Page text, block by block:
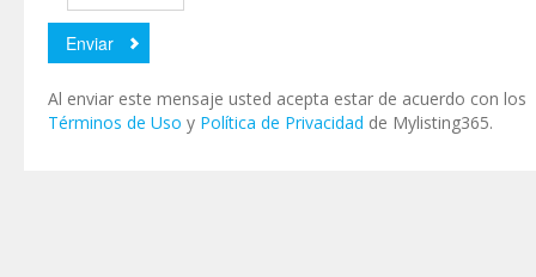
Al enviar este mensaje usted acepta estar de acuerdo con los
Términos de Uso y Política de Privacidad de Mylisting365.